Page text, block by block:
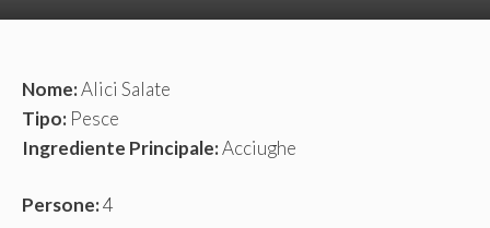
Nome:Alici Salate
Tipo: Pesce
Ingrediente Principale:Acciughe
Persone:4